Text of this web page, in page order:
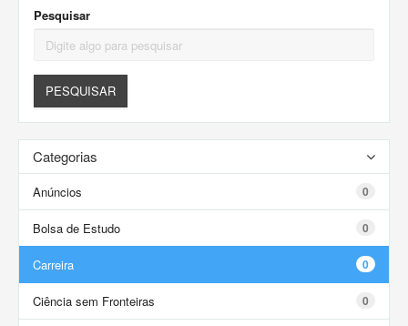
Pesquisar
PESQUISAR
Categorias
0
Anúncios
0
Bolsa de Estudo
0
Carreira
0
Ciência sem Fronteiras